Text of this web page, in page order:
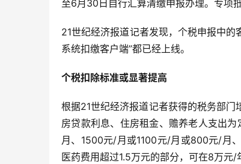
至6月30日自行汇算清缴申报办理。专项
21世纪经济报道记者发现，个税申报中
系统扣缴客户端”都已经上线。
个税扣除标准或显著提高
根据21世纪经济报道记者获得的税务部
房贷款利息、住房租金、赡养老人支出
月、1500元/月或1100元/月或800元/月
医药费用超过1.5万元的部分，可在8万元/